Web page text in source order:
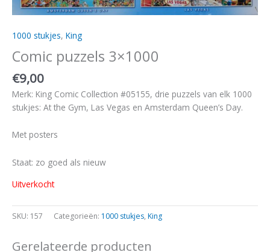
1000 stukjes, King
Comic puzzels 3×1000
€9,00
Merk: King Comic Collection #05155, drie puzzels van elk 1000
stukjes: At the Gym, Las Vegas en Amsterdam Queen’s Day.
Met posters
Staat: zo goed als nieuw
Uitverkocht
SKU: 157 Categorieën: 1000 stukjes, King
Gerelateerde producten